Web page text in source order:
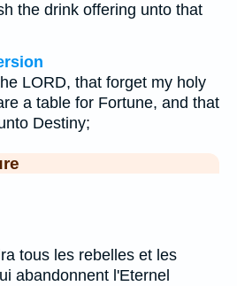
the drink offering unto that
LORD, that forget my holy
a table for Fortune, and that
Destiny;
tous les rebelles et les
abandonnent l'Eternel